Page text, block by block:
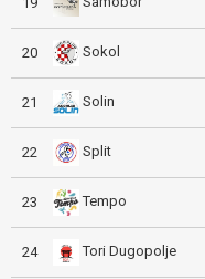
20 Sokol
21 Solin
22 Split
23 Tempo
24 Tori Dugopolje